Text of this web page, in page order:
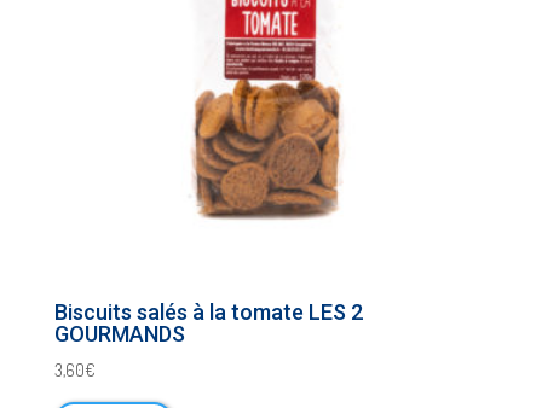
Biscuits salés à la tomate LES 2
GOURMANDS
3,60€